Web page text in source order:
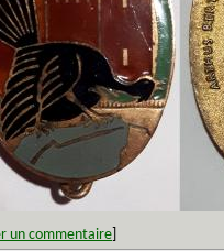
un commentaire